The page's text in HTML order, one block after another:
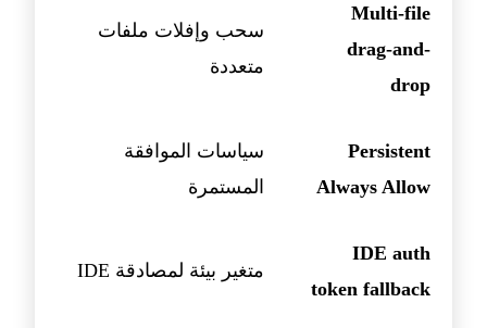
Multi-file
drag-and-
drop
سحب وإفلات ملفات
متعددة
Persistent
Always Allow
سياسات الموافقة
المستمرة
IDE auth
token fallback
متغير بيئة لمصادقة IDE